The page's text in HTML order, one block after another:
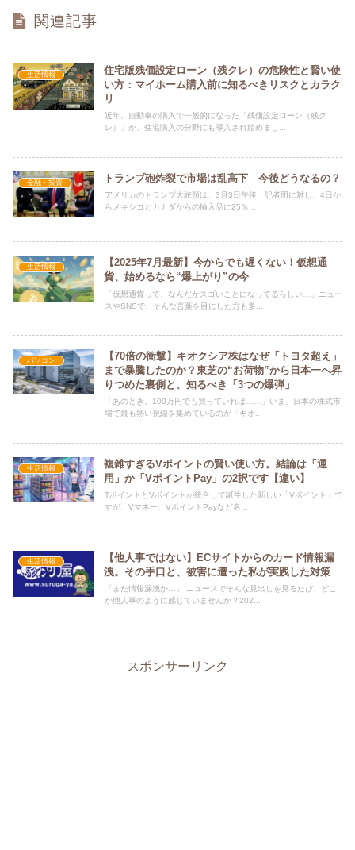
関連記事
生活情報
住宅版残価設定ローン（残クレ）の危険性と賢い使
い方：マイホーム購入前に知るべきリスクとカラク
リ
近年、自動車の購入で一般的になった「残価設定ローン（残ク
レ）」が、住宅購入の分野にも導入され始めまし...
金融・投資 トランプ砲炸裂で市場は乱高下 今後どうなるの？
アメリカのトランプ大統領は、3月3日午後、記者団に対し、4日か
らメキシコとカナダからの輸入品に25％...
生活情報
【2025年7月最新】今からでも遅くない！仮想通
貨、始めるなら“爆上がり”の今
「仮想通貨って、なんだかスゴいことになってるらしい…」ニュー
スやSNSで、そんな言葉を目にした方も多...
パソコン
【70倍の衝撃】キオクシア株はなぜ「トヨタ超え」
まで暴騰したのか？東芝の“お荷物”から日本一へ昇
りつめた裏側と、知るべき「3つの爆弾」
「あのとき、100万円でも買っていれば……」いま、日本の株式市
場で最も熱い視線を集めているのが「キオ...
生活情報
複雑すぎるVポイントの賢い使い方。結論は「運
用」か「VポイントPay」の2択です【違い】
TポイントとVポイントが統合して誕生した新しい「Vポイント」で
すが、Vマネー、VポイントPayなど名...
生活情報
【他人事ではない】ECサイトからのカード情報漏
洩。その手口と、被害に遭った私が実践した対策
「また情報漏洩か…」 ニュースでそんな見出しを見るたび、どこ
か他人事のように感じていませんか？202...
スポンサーリンク